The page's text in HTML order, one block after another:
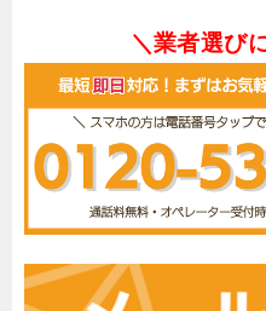
＼業者選び